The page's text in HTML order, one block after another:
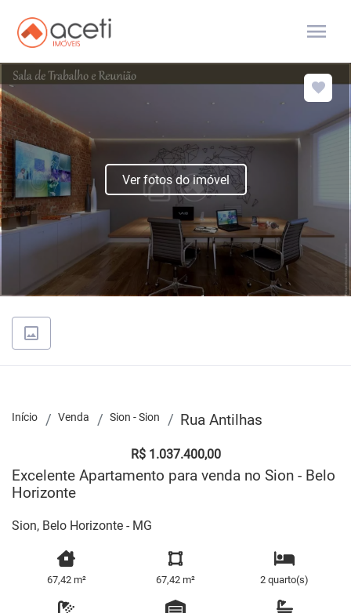
menu
Ver fotos do imóvel
Início Venda Sion - Sion Rua Antilhas
R$ 1.037.400,00
Excelente Apartamento para venda no Sion - Belo
Horizonte
Sion, Belo Horizonte - MG
67,42 m² 67,42 m² 2 quarto(s)